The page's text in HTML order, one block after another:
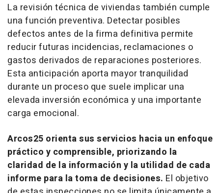
La revisión técnica de viviendas también cumple
una función preventiva. Detectar posibles
defectos antes de la firma definitiva permite
reducir futuras incidencias, reclamaciones o
gastos derivados de reparaciones posteriores.
Esta anticipación aporta mayor tranquilidad
durante un proceso que suele implicar una
elevada inversión económica y una importante
carga emocional.
Arcos25 orienta sus servicios hacia un enfoque
práctico y comprensible, priorizando la
claridad de la información y la utilidad de cada
informe para la toma de decisiones. El objetivo